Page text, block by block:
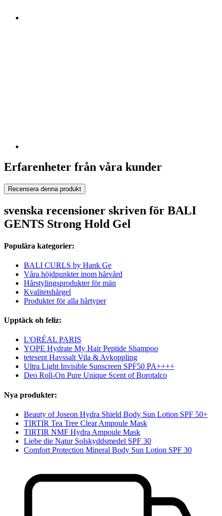
Erfarenheter från våra kunder
Recensera denna produkt
svenska recensioner skriven för BALI
GENTS Strong Hold Gel
Populära kategorier:
BALI CURLS by Hank Ge
Våra höjdpunkter inom hårvård
Hårstylingsprodukter för män
Kvalitetshårgel
Produkter för alla hårtyper
Upptäck oh feliz:
L'ORÉAL PARIS
YOPE Hydrate My Hair Peptide Shampoo
tetesept Havssalt Vila & Avkoppling
Ultra Light Invisible Sunscreen SPF50 PA++++
Deo Roll-On Pure Unique Scent of Borotalco
Nya produkter:
Beauty of Joseon Hydra Shield Body Sun Lotion SPF 50+
TIRTIR Tea Tree Clear Ampoule Mask
TIRTIR NMF Hydra Ampoule Mask
Liebe die Natur Solskyddsmedel SPF 30
Comfort Protection Mineral Body Sun Lotion SPF 30